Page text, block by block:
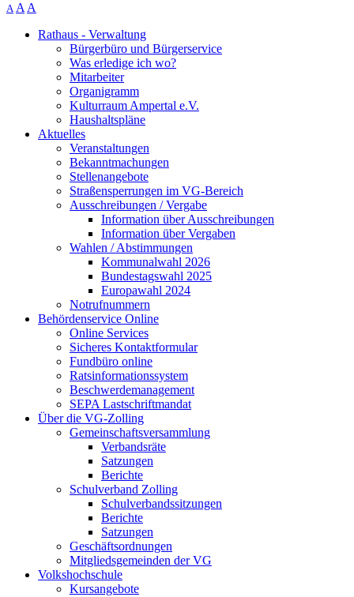
A A A
Rathaus - Verwaltung
Bürgerbüro und Bürgerservice
Was erledige ich wo?
Mitarbeiter
Organigramm
Kulturraum Ampertal e.V.
Haushaltspläne
Aktuelles
Veranstaltungen
Bekanntmachungen
Stellenangebote
Straßensperrungen im VG-Bereich
Ausschreibungen / Vergabe
Information über Ausschreibungen
Information über Vergaben
Wahlen / Abstimmungen
Kommunalwahl 2026
Bundestagswahl 2025
Europawahl 2024
Notrufnummern
Behördenservice Online
Online Services
Sicheres Kontaktformular
Fundbüro online
Ratsinformationssystem
Beschwerdemanagement
SEPA Lastschriftmandat
Über die VG-Zolling
Gemeinschaftsversammlung
Verbandsräte
Satzungen
Berichte
Schulverband Zolling
Schulverbandssitzungen
Berichte
Satzungen
Geschäftsordnungen
Mitgliedsgemeinden der VG
Volkshochschule
Kursangebote